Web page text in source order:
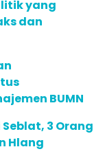
yang
dan
BUMN
3 Orang
Hlang